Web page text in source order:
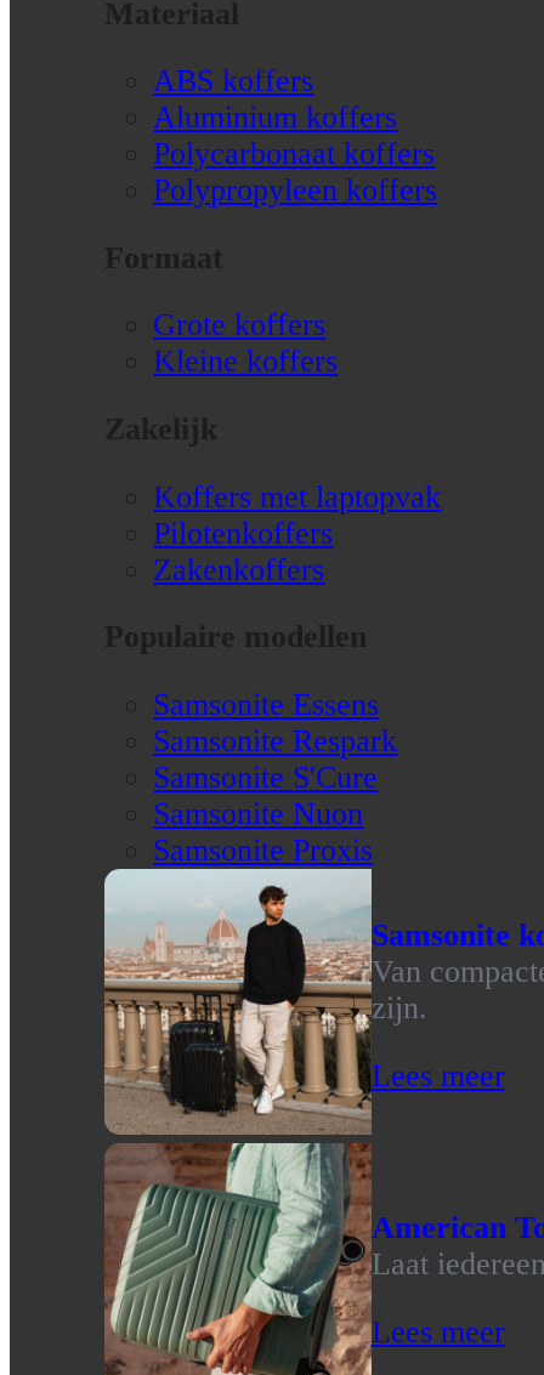
Materiaal
ABS koffers
Aluminium koffers
Polycarbonaat koffers
Polypropyleen koffers
Formaat
Grote koffers
Kleine koffers
Zakelijk
Koffers met laptopvak
Pilotenkoffers
Zakenkoffers
Populaire modellen
Samsonite Essens
Samsonite Respark
Samsonite S'Cure
Samsonite Nuon
Samsonite Proxis
Samsonite
Van
zijn.
Lees meer
American
Laat
Lees meer